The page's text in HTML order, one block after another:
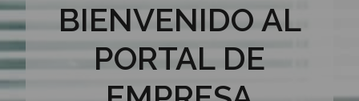
BIENVENIDO AL
PORTAL DE